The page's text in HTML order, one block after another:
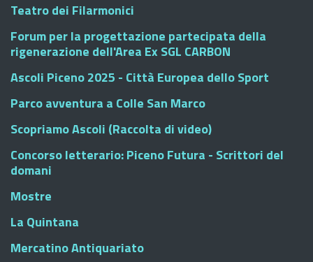
Teatro dei Filarmonici
Forum per la progettazione partecipata della
rigenerazione dell'Area Ex SGL CARBON
Ascoli Piceno 2025 - Città Europea dello Sport
Parco avventura a Colle San Marco
Scopriamo Ascoli (Raccolta di video)
Concorso letterario: Piceno Futura - Scrittori del
domani
Mostre
La Quintana
Mercatino Antiquariato